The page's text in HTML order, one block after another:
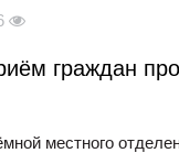
граждан
местного